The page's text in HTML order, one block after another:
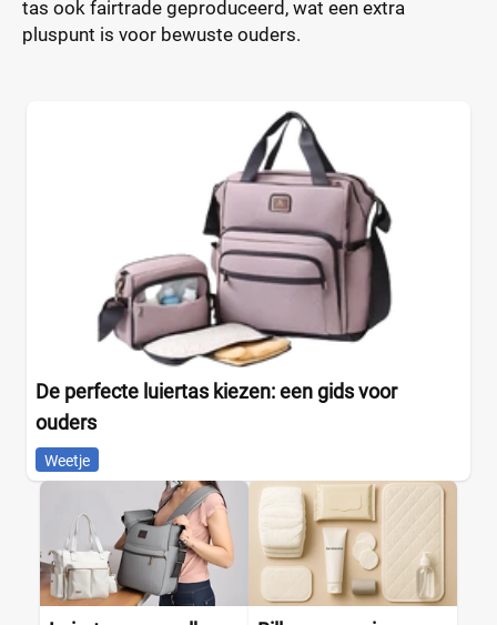
tas ook fairtrade geproduceerd, wat een extra
pluspunt is voor bewuste ouders.
De perfecte luiertas kiezen: een gids voor
ouders
Weetje